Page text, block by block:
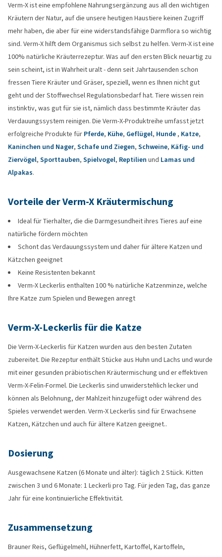
Verm-X ist eine empfohlene Nahrungsergänzung aus all den wichtigen
Kräutern der Natur, auf die unsere heutigen Haustiere keinen Zugriff
mehr haben, die aber für eine widerstandsfähige Darmflora so wichtig
sind. Verm-X hilft dem Organismus sich selbst zu helfen. Verm-X ist eine
100% natürliche Kräuterrezeptur. Was auf den ersten Blick neuartig zu
sein scheint, ist in Wahrheit uralt - denn seit Jahrtausenden schon
fressen Tiere Kräuter und Gräser, speziell, wenn es Ihnen nicht gut
geht und der Stoffwechsel Regulationsbedarf hat. Tiere wissen rein
instinktiv, was gut für sie ist, nämlich dass bestimmte Kräuter das
Verdauungssystem reinigen. Die Verm-X-Produktreihe umfasst jetzt
erfolgreiche Produkte für Pferde, Kühe, Geflügel, Hunde , Katze,
Kaninchen und Nager, Schafe und Ziegen, Schweine, Käfig- und
Ziervögel, Sporttauben, Spielvogel, Reptilien und Lamas und
Alpakas.
Vorteile der Verm-X Kräutermischung
Ideal für Tierhalter, die die Darmgesundheit ihres Tieres auf eine
natürliche fördern möchten
Schont das Verdauungssystem und daher für ältere Katzen und
Kätzchen geeignet
Keine Resistenten bekannt
Verm-X Leckerlis enthalten 100 % natürliche Katzenminze, welche
Ihre Katze zum Spielen und Bewegen anregt
Verm-X-Leckerlis für die Katze
Die Verm-X-Leckerlis für Katzen wurden aus den besten Zutaten
zubereitet. Die Rezeptur enthält Stücke aus Huhn und Lachs und wurde
mit einer gesunden präbiotischen Kräutermischung und er effektiven
Verm-X-Felin-Formel. Die Leckerlis sind unwiderstehlich lecker und
können als Belohnung, der Mahlzeit hinzugefügt oder während des
Spieles verwendet werden. Verm-X Leckerlis sind für Erwachsene
Katzen, Kätzchen und auch für ältere Katzen geeignet..
Dosierung
Ausgewachsene Katzen (6 Monate und älter): täglich 2 Stück. Kitten
zwischen 3 und 6 Monate: 1 Leckerli pro Tag. Für jeden Tag, das ganze
Jahr für eine kontinuierliche Effektivität.
Zusammensetzung
Brauner Reis, Geflügelmehl, Hühnerfett, Kartoffel, Kartoffeln,